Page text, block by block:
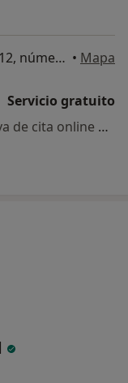
Glorieta de los Carrascos, portal 12, número 23, Benidorm • Mapa
Servicio gratuito
Este especialista no ofrece reserva de cita online en esta dirección.